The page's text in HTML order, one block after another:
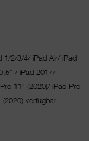
1/2/3/4/ iPad Air/ iPad
/ iPad 2017/
11“ (2020)/ iPad Pro
verfügbar.